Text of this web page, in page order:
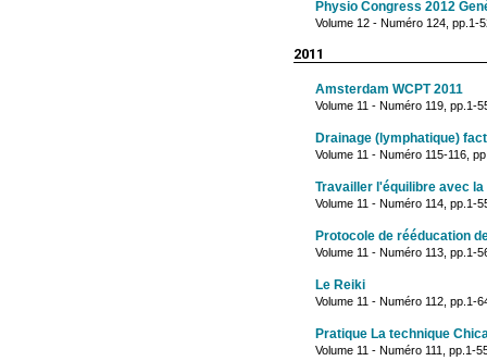
Physio Congress 2012
Volume 12 - Numéro 124, pp.1-
2011
Amsterdam WCPT 2011
Volume 11 - Numéro 119, pp.1-
Drainage (lymphatique)
Volume 11 - Numéro 115-116,
Travailler l'équilibre avec la
Volume 11 - Numéro 114, pp.1-
Protocole de rééducation
Volume 11 - Numéro 113, pp.1-
Le Reiki
Volume 11 - Numéro 112, pp.1-
Pratique La technique
Volume 11 - Numéro 111, pp.1-